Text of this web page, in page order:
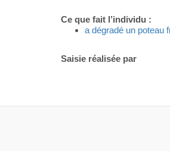
Ce que fait l’individu :
a dégradé un poteau
Saisie réalisée par